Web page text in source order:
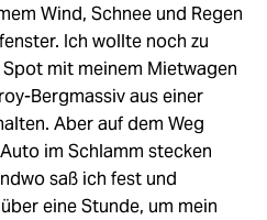
Wind, Schnee und Regen
Ich wollte noch zu
mit meinem Mietwagen
Bergmassiv aus einer
Aber auf dem Weg
im Schlamm stecken
saß ich fest und
eine Stunde, um mein